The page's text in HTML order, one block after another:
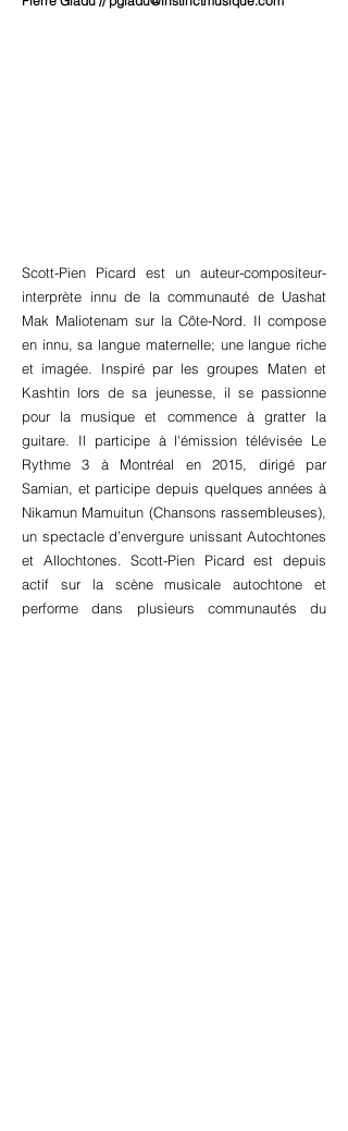
Scott-Pien Picard est un auteur-compositeur-
interprète innu de la communauté de Uashat
Mak Maliotenam sur la Côte-Nord. Il compose
en innu, sa langue maternelle; une langue riche
et imagée. Inspiré par les groupes Maten et
Kashtin lors de sa jeunesse, il se passionne
pour la musique et commence à gratter la
guitare. Il participe à l'émission télévisée Le
Rythme 3 à Montréal en 2015, dirigé par
Samian, et participe depuis quelques années à
Nikamun Mamuitun (Chansons rassembleuses),
un spectacle d’envergure unissant Autochtones
et Allochtones. Scott-Pien Picard est depuis
actif sur la scène musicale autochtone et
performe dans plusieurs communautés du